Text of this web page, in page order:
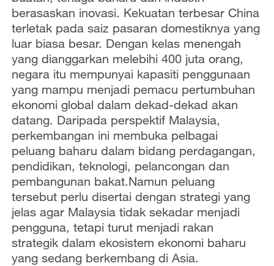
berasaskan inovasi. Kekuatan terbesar China
terletak pada saiz pasaran domestiknya yang
luar biasa besar. Dengan kelas menengah
yang dianggarkan melebihi 400 juta orang,
negara itu mempunyai kapasiti penggunaan
yang mampu menjadi pemacu pertumbuhan
ekonomi global dalam dekad-dekad akan
datang. Daripada perspektif Malaysia,
perkembangan ini membuka pelbagai
peluang baharu dalam bidang perdagangan,
pendidikan, teknologi, pelancongan dan
pembangunan bakat.Namun peluang
tersebut perlu disertai dengan strategi yang
jelas agar Malaysia tidak sekadar menjadi
pengguna, tetapi turut menjadi rakan
strategik dalam ekosistem ekonomi baharu
yang sedang berkembang di Asia.